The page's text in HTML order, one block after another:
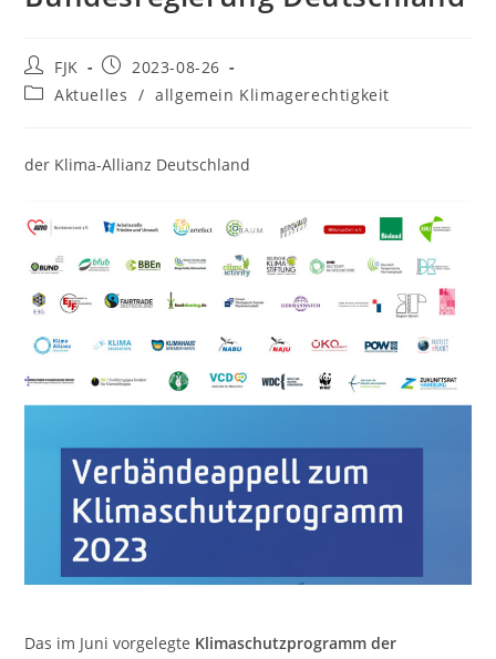
Beitrags-
Autor:
FJK
Beitrag
veröffentlicht:
2023-08-26
Beitrags-
Aktuelles / allgemein Klimagerechtigkeit
der Klima-Allianz Deutschland
Das im Juni vorgelegte Klimaschutzprogramm der